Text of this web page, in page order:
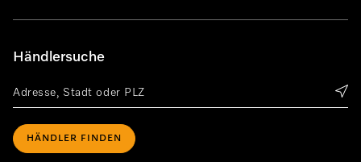
Händlersuche
HÄNDLER FINDEN